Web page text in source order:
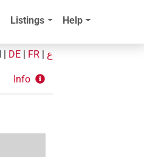
Listings Help
DE FR ع
Info